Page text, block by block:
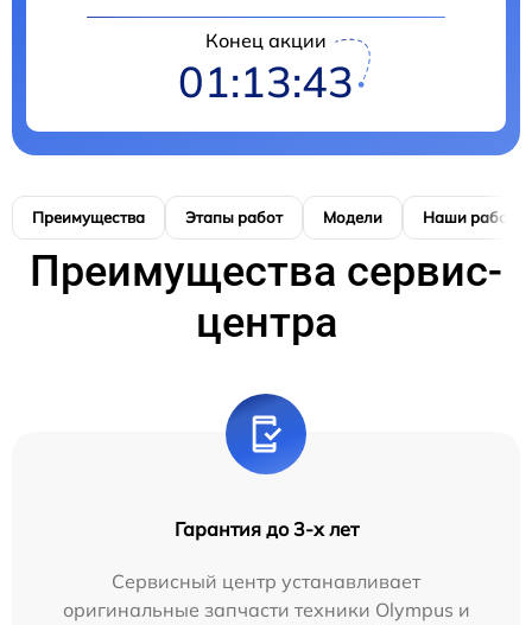
Конец акции
01:13:42
Преимущества Этапы работ Модели Наши работы
Преимущества сервис-
центра
Гарантия до 3-х лет
Сервисный центр устанавливает
оригинальные запчасти техники Olympus и